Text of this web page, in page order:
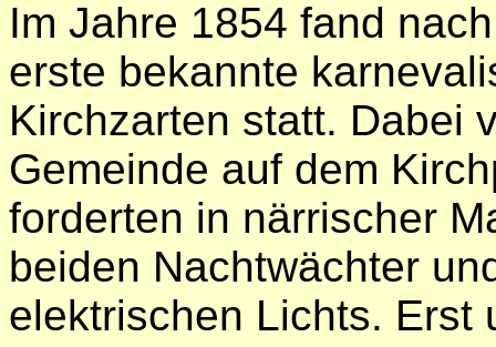
Im Jahre 1854 fand
erste bekannte
Kirchzarten statt. Dabei
Gemeinde auf dem
forderten in närrischer
beiden Nachtwächter
elektrischen Lichts. Erst